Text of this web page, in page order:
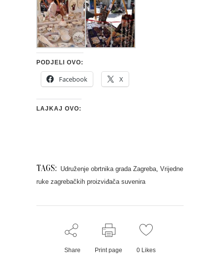
PODJELI OVO:
Facebook X
LAJKAJ OVO:
TAGS: Udruženje obrtnika grada Zagreba Vrijedne
ruke zagrebačkih proizviđača suvenira
Share Print page 0 Likes